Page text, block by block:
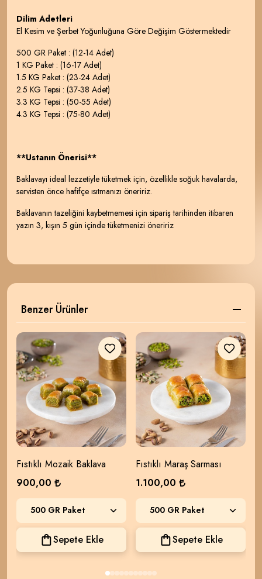
Dilim Adetleri
El Kesim ve Şerbet Yoğunluğuna Göre Değişim Göstermektedir
500 GR Paket : (12-14 Adet)
1 KG Paket : (16-17 Adet)
1.5 KG Paket : (23-24 Adet)
2.5 KG Tepsi : (37-38 Adet)
3.3 KG Tepsi : (50-55 Adet)
4.3 KG Tepsi : (75-80 Adet)
**Ustanın Önerisi**
Baklavayı ideal lezzetiyle tüketmek için, özellikle soğuk havalarda,
servisten önce hafifçe ısıtmanızı öneririz.
Baklavanın tazeliğini kaybetmemesi için sipariş tarihinden itibaren
yazın 3, kışın 5 gün içinde tüketmenizi öneririz
Benzer Ürünler
Fıstıklı Mozaik Baklava
900,00
Sepete Ekle
Fıstıklı Maraş Sarması
1.100,00
Sepete Ekle